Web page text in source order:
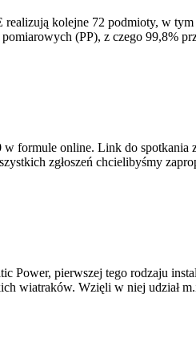
kolejne 72 podmioty, w
(PP), z czego 99,8%
formule online. Link do spotkania
zgłoszeń chcielibyśmy
Power, pierwszej tego rodzaju
wiatraków. Wzięli w niej udział